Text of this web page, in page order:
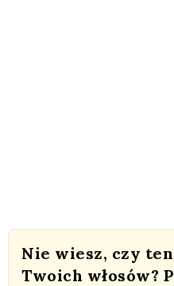
Nie wiesz, czy
Twoich włosów?